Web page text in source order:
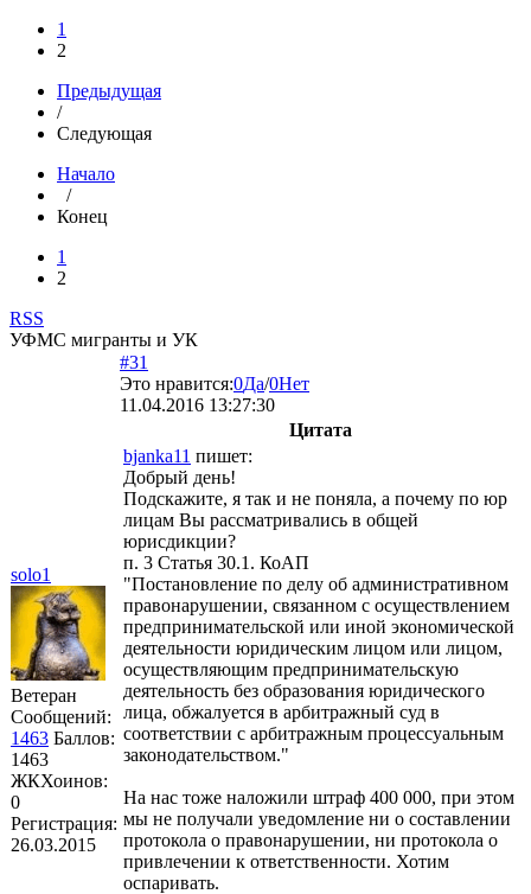
1
2
Предыдущая
/
Следующая
Начало
/
Конец
1
2
RSS
УФМС мигранты и УК
solo1
Ветеран
Сообщений:
1463 Баллов:
1463
ЖКХоинов:
0
Регистрация:
26.03.2015
#31
Это нравится:0Да/0Нет
11.04.2016 13:27:30
Цитата
bjanka11 пишет:
Добрый день!
Подскажите, я так и не поняла, а почему по юр
лицам Вы рассматривались в общей
юрисдикции?
п. 3 Статья 30.1. КоАП
"Постановление по делу об административном
правонарушении, связанном с осуществлением
предпринимательской или иной экономической
деятельности юридическим лицом или лицом,
осуществляющим предпринимательскую
деятельность без образования юридического
лица, обжалуется в арбитражный суд в
соответствии с арбитражным процессуальным
законодательством."
На нас тоже наложили штраф 400 000, при этом
мы не получали уведомление ни о составлении
протокола о правонарушении, ни протокола о
привлечении к ответственности. Хотим
оспаривать.